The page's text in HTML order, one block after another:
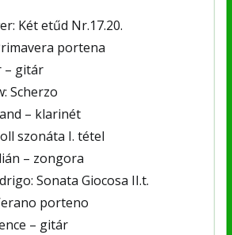
Két etűd Nr.17.20.
portena
– gitár
Scherzo
– klarinét
szonáta I. tétel
– zongora
Sonata Giocosa II.t.
porteno
– gitár